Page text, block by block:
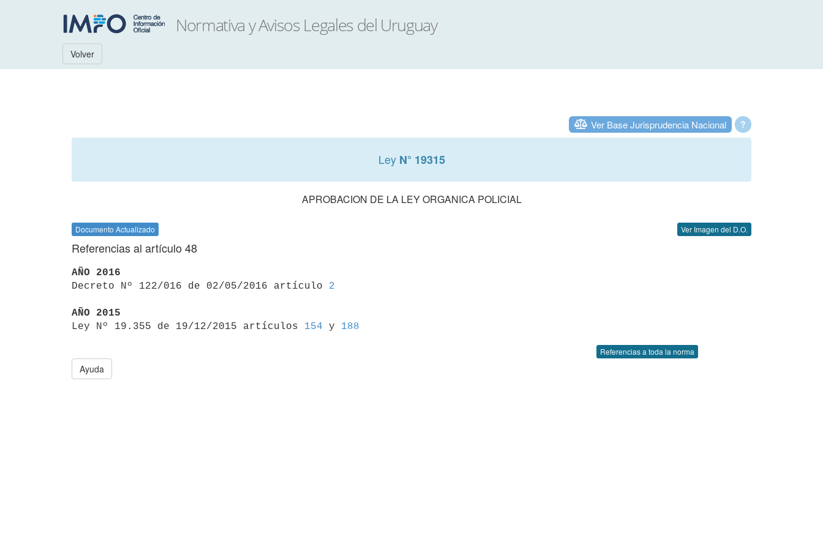
Volver
?
Ver Base Jurisprudencia Nacional
Ley N° 19315
APROBACION DE LA LEY ORGANICA POLICIAL
Documento Actualizado Ver Imagen del D.O.
Referencias al artículo 48
AÑO 2016
Decreto Nº 122/016 de 02/05/2016 artículo 2
AÑO 2015
Ley Nº 19.355 de 19/12/2015 artículos 154 y 188
Referencias a toda la norma
Ayuda